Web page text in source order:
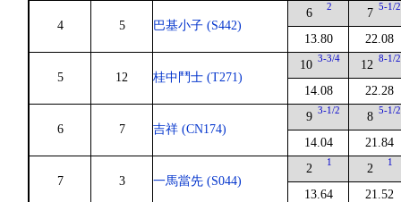
4 5 巴基小子 (S442)
6 2
13.80
7 5-1/2
22.08
5 12 桂中鬥士 (T271)
10 3-3/4
14.08
12 8-1/2
22.28
6 7 吉祥 (CN174)
9 3-1/2
14.04
8 5-1/2
21.84
7 3 一馬當先 (S044)
2 1
13.64
2 1
21.52